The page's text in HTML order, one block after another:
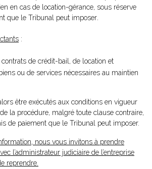
en cas de location-gérance, sous réserve
que le Tribunal peut imposer.
:
contrats de crédit-bail, de location et
ou de services nécessaires au maintien
être exécutés aux conditions en vigueur
la procédure, malgré toute clause contraire,
de paiement que le Tribunal peut imposer.
nous vous invitons à prendre
l’administrateur judiciaire de l’entreprise
reprendre.